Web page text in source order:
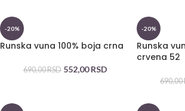
-20%
Runska vuna 100% boja crna
690,00RSD 552,00RSD
-20%
Runska
crvena 52
690,00